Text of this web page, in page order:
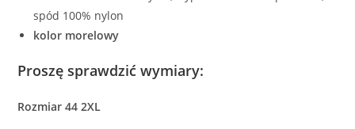
spód 100% nylon
kolor morelowy
Proszę sprawdzić wymiary:
Rozmiar 44 2XL